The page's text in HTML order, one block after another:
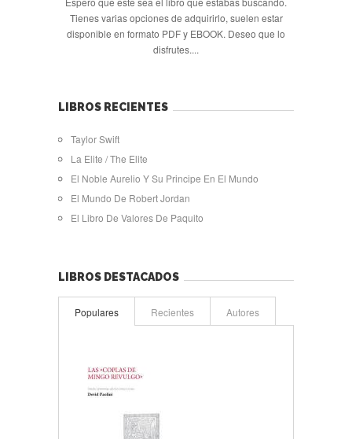
Tienes varias opciones de adquirirlo, suelen estar
disponible en formato PDF y EBOOK. Deseo que lo
disfrutes....
LIBROS RECIENTES
Taylor Swift
La Elite / The Elite
El Noble Aurelio Y Su Principe En El Mundo
El Mundo De Robert Jordan
El Libro De Valores De Paquito
LIBROS DESTACADOS
Populares Recientes Autores